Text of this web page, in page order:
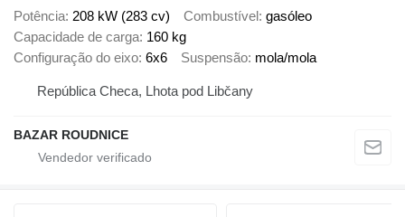
Potência 208 kW (283 cv) Combustível gasóleo
Capacidade de carga 160 kg
Configuração do eixo 6x6 Suspensão mola/mola
República Checa, Lhota pod Libčany
BAZAR ROUDNICE